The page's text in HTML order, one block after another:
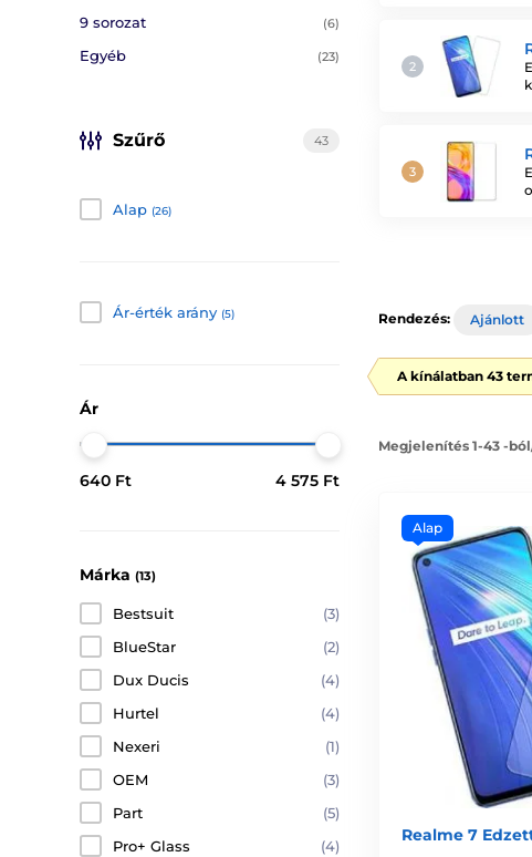
9 sorozat (6)
Egyéb (23)
Szűrő 43
Alap (26)
Ár-érték arány (5)
Ár
640 Ft 4 575 Ft
Márka (13)
Bestsuit
(3)
BlueStar
(2)
Dux Ducis
(4)
Hurtel
(4)
Nexeri
(1)
OEM
(3)
Part
(5)
Pro+ Glass
(4)
Rendezés: Ajánlott
A kínálatban 43
Megjelenítés 1-43 -
Alap
Realme 7